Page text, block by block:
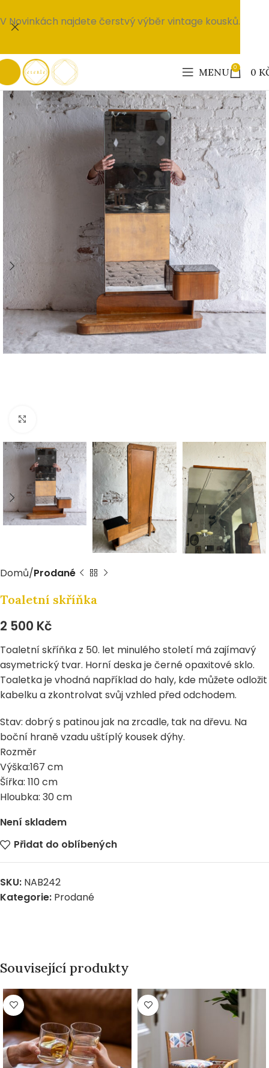
MENU 0 0
PRODÁNO
Domů Prodané
Toaletní skříňka
2 500 Kč
Toaletní skříňka z 50. let minulého století má zajímavý
asymetrický tvar. Horní deska je černé opaxitové sklo.
Toaletka je vhodná například do haly, kde můžete odložit
kabelku a zkontrolvat svůj vzhled před odchodem.
Stav: dobrý s patinou jak na zrcadle, tak na dřevu. Na
boční hraně vzadu uštíplý kousek dýhy.
Rozměr
Výška:167 cm
Šířka: 110 cm
Hloubka: 30 cm
Není skladem
Přidat do oblíbených
SKU: NAB242
Kategorie: Prodané
Související produkty
PRODÁNO PRODÁNO
V Novinkách najdete čerstvý výběr vintage kousků.